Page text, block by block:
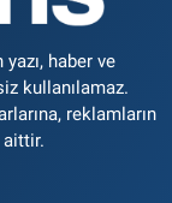
haber ve
kullanılamaz.
reklamların